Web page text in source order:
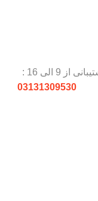
از 9 الی 16 :
03131309530